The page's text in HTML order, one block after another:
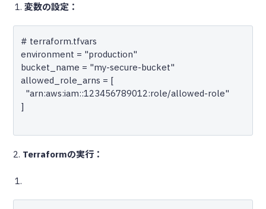
変数の設定：
# terraform.tfvars
environment = "production"
bucket_name = "my-secure-bucket"
allowed_role_arns = [
]
2. Terraformの実行：